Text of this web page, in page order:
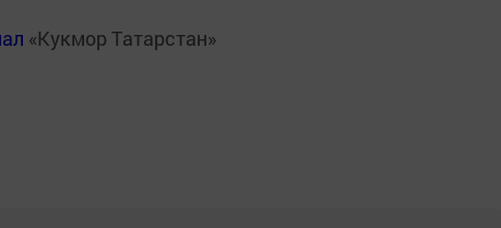
«Кукмор Татарстан»